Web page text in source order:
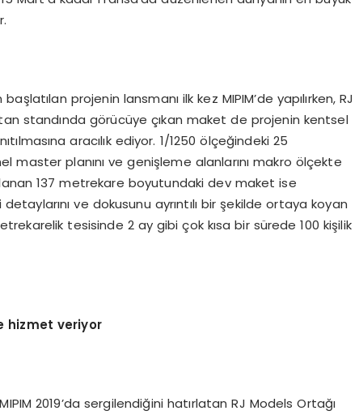
projenin lansmanı ilk kez MIPIM’de yapılırken, RJ
standında görücüye çıkan maket de projenin kentsel
aracılık ediyor. 1/1250 ölçeğindeki 25
planını ve genişleme alanlarını makro ölçekte
137 metrekare boyutundaki dev maket ise
ve dokusunu ayrıntılı bir şekilde ortaya koyan
tesisinde 2 ay gibi çok kısa bir sürede 100 kişilik
hizmet veriyor
2019’da sergilendiğini hatırlatan RJ Models Ortağı